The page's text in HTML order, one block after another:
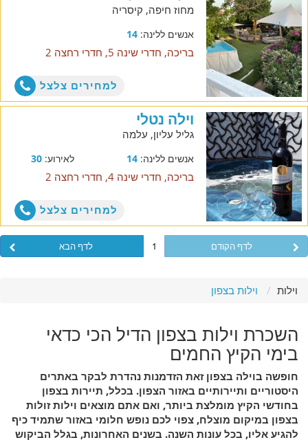
מחוז חיפה, קיסריה
אנשים ללינה:14
בריכה, חדרי שינה 5, חדרי רחצה 2
למחירים צלצל
וילה נטלי
גליל עליון, עלמה
אנשים ללינה:14 לאירוע:30
בריכה, חדרי שינה 4, חדרי רחצה 2
למחירים צלצל
לדף הקודם 1 לדף הבא
וילות וילות בצפון
השכרת וילות בצפון הדיל הכי כדאי
בימי הקיץ החמים
חופשה בוילה בצפון זאת הזדמנות נהדרת לבקר באתרים
היסטוריים ותיירותיים באזור הצפון. בכלל, תיירות בצפון
בחודשי הקיץ מומלצת ביותר, ואם אתם מוצאים וילות זולות
בצפון במיקום מוצלח, צפוי לכם נופש חלומי באזור שתמיד כיף
להגיע אליו, בכל עונות השנה. בשנים האחרונות, בגלל הביקוש